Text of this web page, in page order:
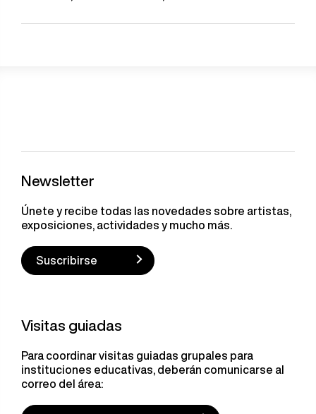
Newsletter
Únete y recibe todas las novedades sobre artistas,
exposiciones, actividades y mucho más.
Suscribirse
Visitas guiadas
Para coordinar visitas guiadas grupales para
instituciones educativas, deberán comunicarse al
correo del área: